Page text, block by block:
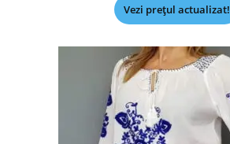
Vezi prețul actualizat!